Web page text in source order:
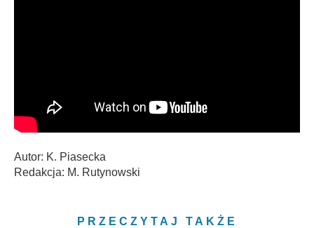
Autor: K. Piasecka
Redakcja: M. Rutynowski
PRZECZYTAJ TAKŻE